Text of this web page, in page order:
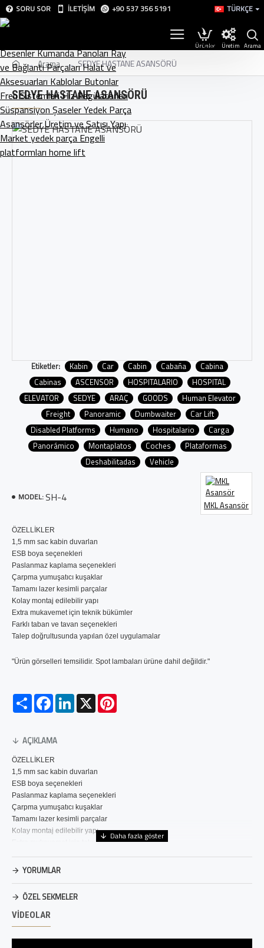
SORU SOR İLETIŞIM +90 537 356 5191 TÜRKÇE
Üretim
Arama SEDYE HASTANE ASANSÖRÜ
SEDYE HASTANE ASANSÖRÜ
Etiketler: Kabin Car Cabin Cabaña
Cabina
Cabinas
ASCENSOR HOSPITALARIO
HOSPITAL
ELEVATOR
SEDYE ARAÇ GOODS
Human Elevator
Freight
Panoramic Dumbwaiter
Car Lift
Disabled Platforms
Humano Hospitalario
Carga
Panorámico
Montaplatos Coches
Plataformas
Deshabilitadas
Vehicle
MODEL:SH-4
MKL Asansör
ÖZELLİKLER
1,5 mm sac kabin duvarlan
ESB boya seçenekleri
Paslanmaz kaplama seçenekleri
Çarpma yumuşatıcı kuşaklar
Tamamı lazer kesimli parçalar
Kolay montaj edilebilir yapı
Extra mukavemet için teknik bükümler
Farklı taban ve tavan seçenekleri
Talep doğrultusunda yapılan özel uygulamalar
"Ürün görselleri temsilidir. Spot lambaları ürüne dahil değildir."
PaylaşFacebookLinkedIn
X
AÇIKLAMA
ÖZELLİKLER
1,5 mm sac kabin duvarlan
ESB boya seçenekleri
Paslanmaz kaplama seçenekleri
Çarpma yumuşatıcı kuşaklar
Tamamı lazer kesimli parçalar
Kolay montaj edilebilir yapı
Extra mukavemet için teknik bükümler
Talep doğrultusunda yapılan özel uygulamalar
"Ürün görselleri temsilidir. Spot lambaları ürüne dahil değildir."
YORUMLAR
ÖZEL SEKMELER
VIDEOLAR